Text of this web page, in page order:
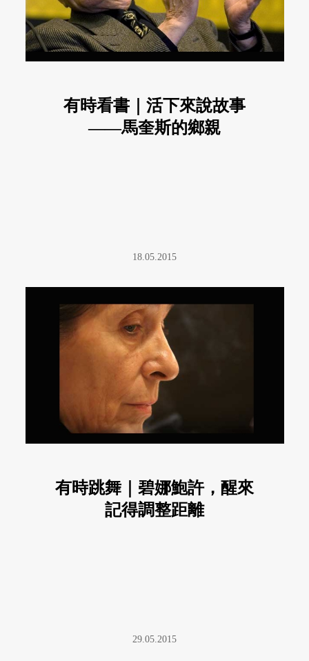
有時看書｜活下來說故事
——馬奎斯的鄉親
18.05.2015
有時跳舞｜碧娜鮑許，醒來
記得調整距離
29.05.2015